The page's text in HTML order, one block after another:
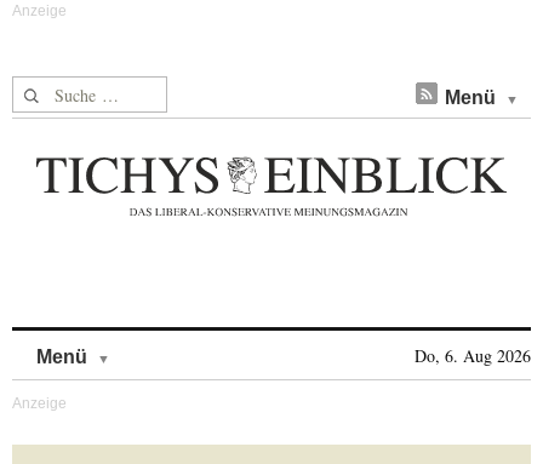
Suche nach: Menü
Menü Do, 6. Aug 2026